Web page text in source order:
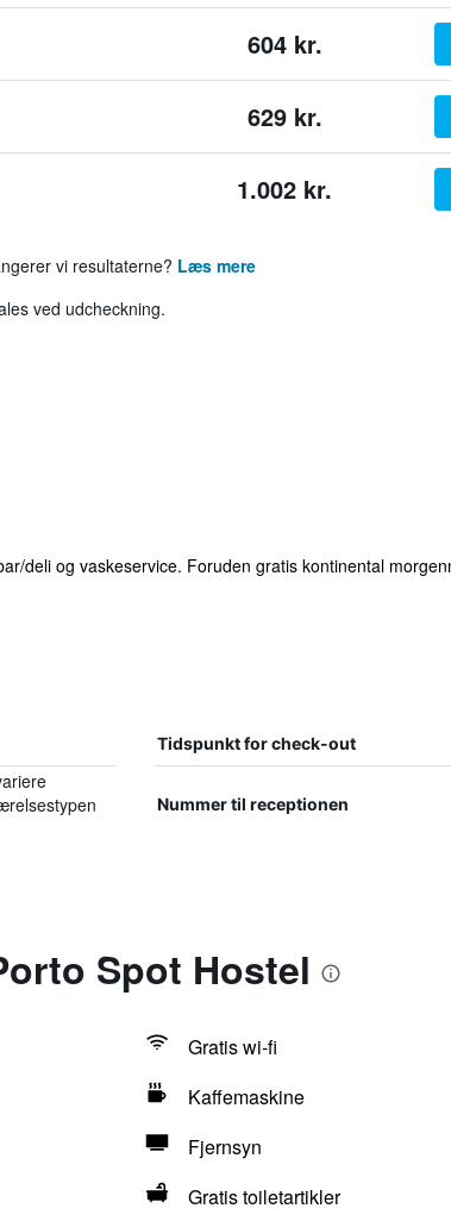
604 kr.
629 kr.
1.002 kr.
vi resultaterne? Læs mere
ved udcheckning.
deli og vaskeservice. Foruden gratis kontinental
Tidspunkt for check-out
Nummer til receptionen
Spot Hostel
Gratis wi-fi
Kaffemaskine
Fjernsyn
Gratis toiletartikler